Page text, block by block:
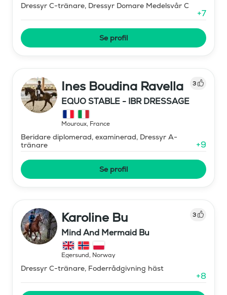
Dressyr C-tränare, Dressyr Domare Medelsvår C
+7
Se profil
Ines Boudina Ravella 3
EQUO STABLE - IBR DRESSAGE
Mouroux, France
Beridare diplomerad, examinerad, Dressyr A-
tränare
+9
Se profil
Karoline Bu 3
Mind And Mermaid Bu
Egersund, Norway
Dressyr C-tränare, Foderrådgivning häst
+8